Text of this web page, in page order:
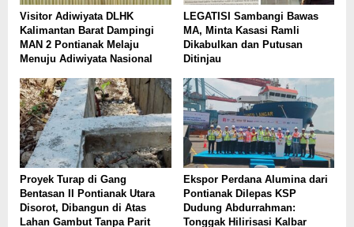
Visitor Adiwiyata DLHK
Kalimantan Barat Dampingi
MAN 2 Pontianak Melaju
Menuju Adiwiyata Nasional
LEGATISI Sambangi Bawas
MA, Minta Kasasi Ramli
Dikabulkan dan Putusan
Ditinjau
Proyek Turap di Gang
Bentasan II Pontianak Utara
Disorot, Dibangun di Atas
Lahan Gambut Tanpa Parit
Ekspor Perdana Alumina dari
Pontianak Dilepas KSP
Dudung Abdurrahman:
Tonggak Hilirisasi Kalbar